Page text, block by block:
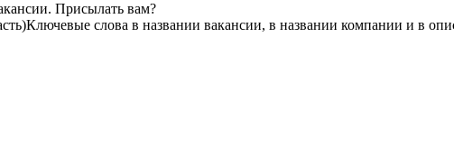
Присылать вам?
Ключевые слова в названии вакансии, в названии компании и в